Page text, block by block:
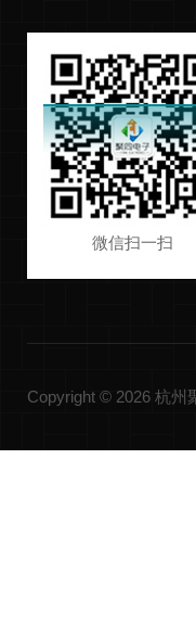
微信扫一扫
Copyright © 2026 杭州